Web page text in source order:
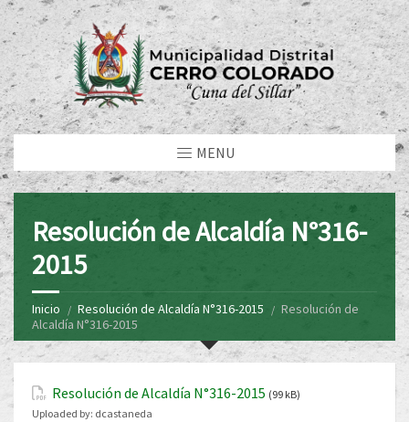
MENU
Resolución de Alcaldía N°316-
2015
Inicio Resolución de Alcaldía N°316-2015
Resolución de
Alcaldía N°316-2015
Resolución de Alcaldía N°316-2015 (99 kB)
Uploaded by: dcastaneda